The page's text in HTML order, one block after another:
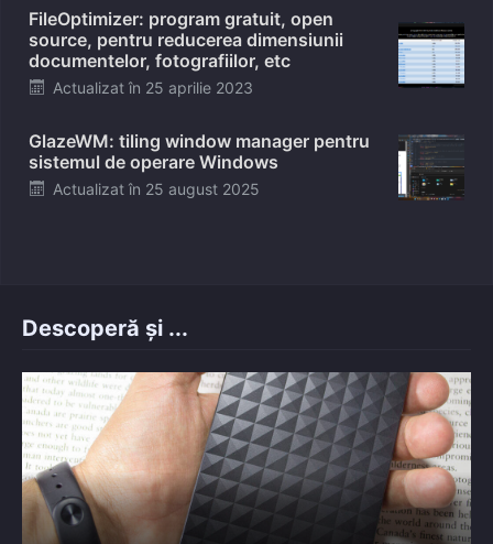
FileOptimizer: program gratuit, open
source, pentru reducerea dimensiunii
documentelor, fotografiilor, etc
Posted
Actualizat în 25 aprilie 2023
GlazeWM: tiling window manager pentru
sistemul de operare Windows
Posted
Actualizat în 25 august 2025
Descoperă și ...